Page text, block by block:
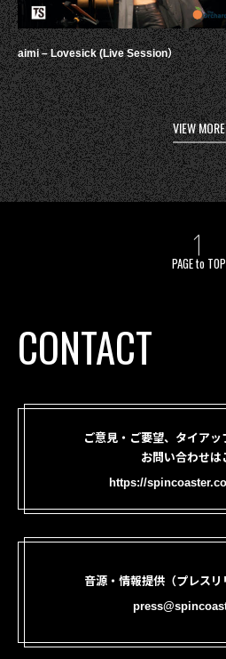
aimi – Lovesick (Live Session）
VIEW MORE
PAGE to TOP
CONTACT
ご意見・ご要望、タイアッ
お問い合わせは
https://
音源・情報提供（プレスリ